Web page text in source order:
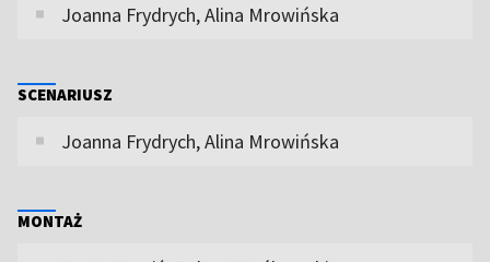
Joanna Frydrych, Alina Mrowińska
SCENARIUSZ
Joanna Frydrych, Alina Mrowińska
MONTAŻ